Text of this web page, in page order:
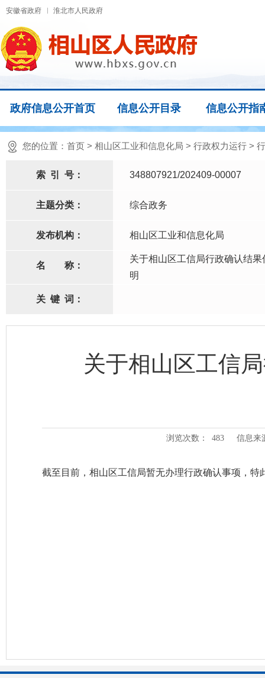
安徽省政府 淮北市人民政府
政府信息公开首页 信息公开目录 信息公开指
您的位置： 首页 > 相山区工业和信息化局 > 行政权力运行 >
索 引 号： 348807921/202409-00007
主题分类： 综合政务
发布机构： 相山区工业和信息化局
名 称：
关于相山区工信局行政确认结
明
关 键 词：
关于相山区工信
浏览次数： 483 信息来
截至目前，相山区工信局暂无办理行政确认事项，特